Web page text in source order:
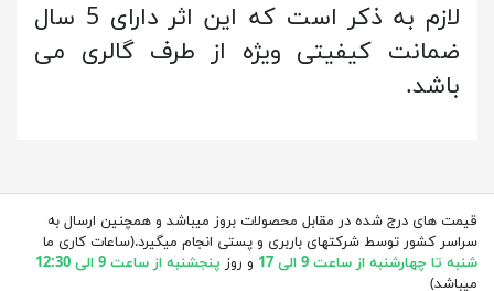
لازم به ذکر است که این اثر دارای 5 سال
ضمانت کیفیتی ویژه از طرف گالری می
باشد.
قیمت های درج شده در مقابل محصولات بروز میباشد و همچنین ارسال به
سراسر کشور توسط شرکتهای باربری و پستی انجام میگیرد.(ساعات کاری ما
شنبه تا چهارشنبه از ساعت 9 الی 17
و روز پنجشنبه از ساعت 9 الی 12:30
میباشد)